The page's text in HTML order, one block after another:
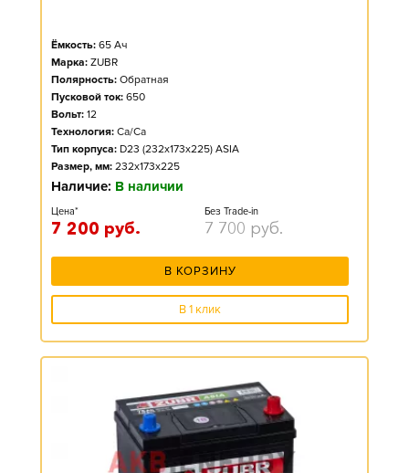
Ёмкость: 65 Ач
Марка: ZUBR
Полярность: Обратная
Пусковой ток: 650
Вольт: 12
Технология: Ca/Ca
Тип корпуса: D23 (232x173x225) ASIA
Размер, мм: 232x173x225
Наличие: В наличии
Цена*
7 200 руб.
Без Trade-in
7 700 руб.
В КОРЗИНУ
В 1 клик